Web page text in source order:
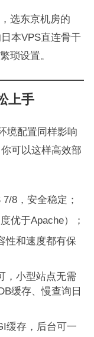
选东京机房的
本VPS直连骨干
琐设置。
上手
境配置同样影响
可以这样高效部
7/8，安全稳定；
优于Apache）；
性和速度都有保
，小型站点无需
缓存、慢查询日
缓存，后台可一